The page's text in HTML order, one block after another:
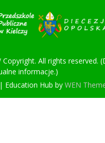
All rights
informacje.)
| Education Hub by WEN